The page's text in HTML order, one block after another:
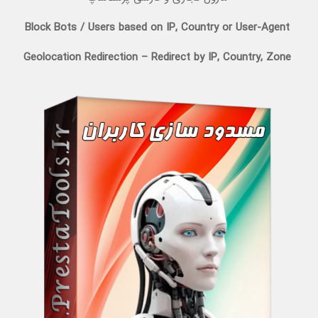
Block Bots / Users based on IP, Country or User-Agent
Geolocation Redirection – Redirect by IP, Country, Zone